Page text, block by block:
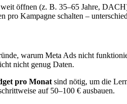
öffnen (z. B. 35–65 Jahre,
pro Kampagne schalten –
warum Meta Ads nicht
nicht genug Daten.
pro Monat sind nötig, um die
auf 50–100 € ausbauen.